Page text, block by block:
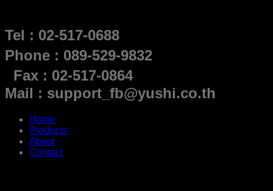
Tel : 02-517-0688
Phone : 089-529-9832
Fax : 02-517-0864
Mail : support_fb@yushi.co.th
Home
Products
About
Contact